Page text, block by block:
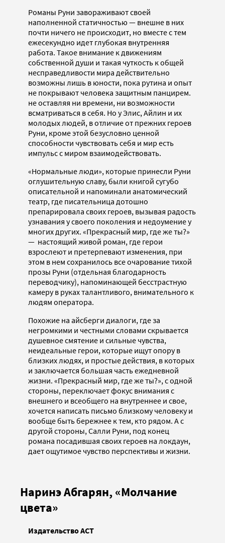
Романы Руни завораживают своей
наполненной статичностью — внешне в них
почти ничего не происходит, но вместе с тем
ежесекундно идет глубокая внутренняя
работа. Такое внимание к движениям
собственной души и такая чуткость к общей
несправедливости мира действительно
возможны лишь в юности, пока рутина и опыт
не покрывают человека защитным панцирем.
не оставляя ни времени, ни возможности
всматриваться в себя. Но у Элис, Айлин и их
молодых людей, в отличие от прежних героев
Руни, кроме этой безусловно ценной
способности чувствовать себя и мир есть
импульс с миром взаимодействовать.
«Нормальные люди», которые принесли Руни
оглушительную славу, были книгой сугубо
описательной и напоминали анатомический
театр, где писательница дотошно
препарировала своих героев, вызывая радость
узнавания у своего поколения и недоумение у
многих других. «Прекрасный мир, где же ты?»
— настоящий живой роман, где герои
взрослеют и претерпевают изменения, при
этом в нем сохранилось все очарование тихой
прозы Руни (отдельная благодарность
переводчику), напоминающей бесстрастную
камеру в руках талантливого, внимательного к
людям оператора.
Похожие на айсберги диалоги, где за
негромкими и честными словами скрывается
душевное смятение и сильные чувства,
неидеальные герои, которые ищут опору в
близких людях, и простые действия, в которых
и заключается большая часть ежедневной
жизни. «Прекрасный мир, где же ты?», с одной
стороны, переключает фокус внимания с
внешнего и всеобщего на внутреннее и свое,
хочется написать письмо близкому человеку и
вообще быть бережнее к тем, кто рядом. А с
другой стороны, Салли Руни, под конец
романа посадившая своих героев на локдаун,
дает ощутимое чувство перспективы и жизни.
Наринэ Абгарян, «Молчание
цвета»
Издательство АСТ